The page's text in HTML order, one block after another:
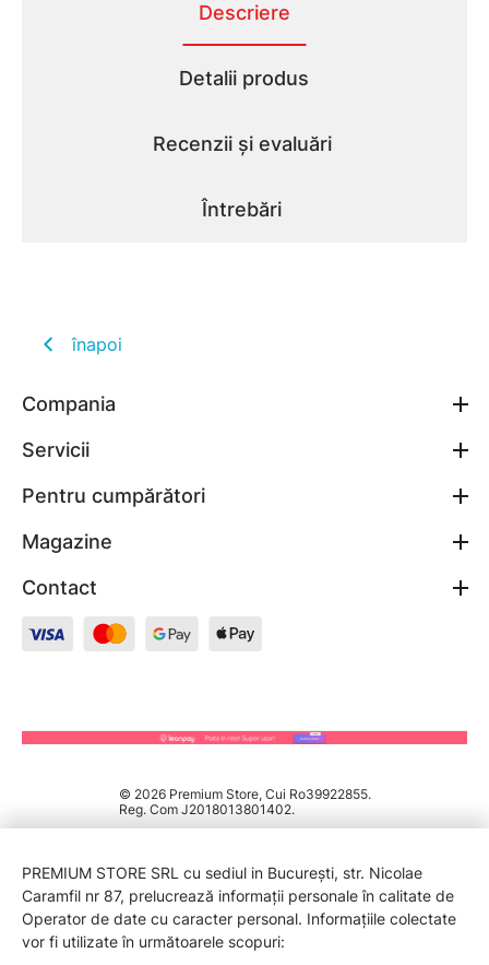
Descriere
Detalii produs
Recenzii și evaluări
Întrebări
înapoi
Compania
Servicii
Pentru cumpărători
Magazine
Contact
© 2026 Premium Store, Cui Ro39922855.
Reg. Com J2018013801402.
PREMIUM STORE SRL cu sediul in București, str. Nicolae
Caramfil nr 87, prelucrează informații personale în calitate de
Operator de date cu caracter personal. Informațiile colectate
vor fi utilizate în următoarele scopuri: